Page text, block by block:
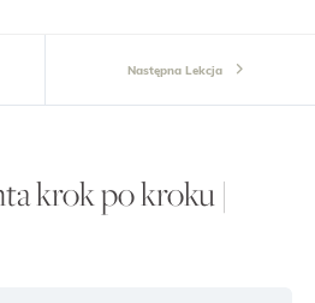
Następna Lekcja
krok po kroku |